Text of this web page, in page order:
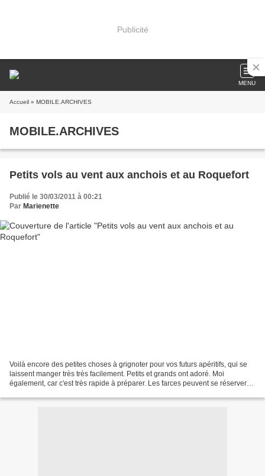
Publicité
MENU
Accueil » MOBILE.ARCHIVES
MOBILE.ARCHIVES
Petits vols au vent aux anchois et au Roquefort
Publié le 30/03/2011 à 00:21
Par Marienette
Voilà encore des petites choses à grignoter pour vos futurs apéritifs, qui se
laissent manger très très facilement. Petits et grands ont adoré. Moi
également, car c'est très rapide à préparer. Les farces peuvent se réserver